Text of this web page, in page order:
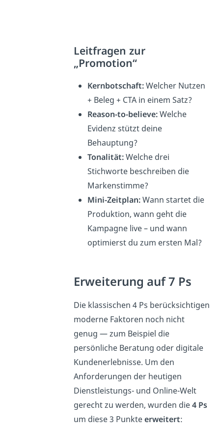
Leitfragen zur
„Promotion“
Kernbotschaft:Welcher Nutzen
+ Beleg + CTA in einem Satz?
Reason-to-believe:Welche
Evidenz stützt deine
Behauptung?
Tonalität:Welche drei
Stichworte beschreiben die
Markenstimme?
Mini-Zeitplan:Wann startet die
Produktion, wann geht die
Kampagne live – und wann
optimierst du zum ersten Mal?
Erweiterung auf 7 Ps
Die klassischen 4 Ps berücksichtigen
moderne Faktoren noch nicht
genug — zum Beispiel die
persönliche Beratung oder digitale
Kundenerlebnisse. Um den
Anforderungen der heutigen
Dienstleistungs- und Online-Welt
gerecht zu werden, wurden die4 Ps
um diese 3 Punkteerweitert: